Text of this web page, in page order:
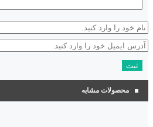
محصولات مشابه